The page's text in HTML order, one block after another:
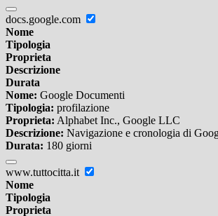
docs.google.com
Nome
Tipologia
Proprieta
Descrizione
Durata
Nome: Google Documenti
Tipologia: profilazione
Proprieta: Alphabet Inc., Google LLC
Descrizione: Navigazione e cronologia di
Durata: 180 giorni
www.tuttocitta.it
Nome
Tipologia
Proprieta